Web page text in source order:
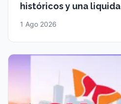
históricos y una
1 Ago 2026